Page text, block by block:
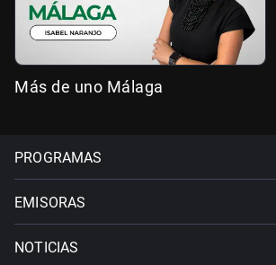
Más de uno Málaga
PROGRAMAS
EMISORAS
NOTICIAS